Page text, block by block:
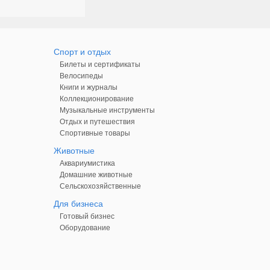
Спорт и отдых
Билеты и сертификаты
Велосипеды
Книги и журналы
Коллекционирование
Музыкальные инструменты
Отдых и путешествия
Спортивные товары
Животные
Аквариумистика
Домашние животные
Сельскохозяйственные
Для бизнеса
Готовый бизнес
Оборудование